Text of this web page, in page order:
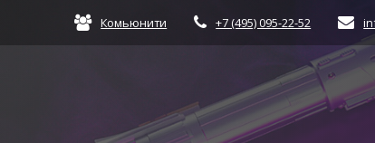
Комьюнити +7 (495) 095-22-52